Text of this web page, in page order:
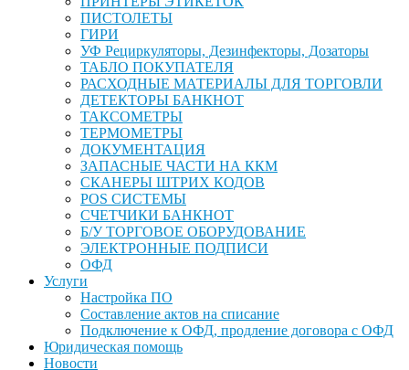
ПИСТОЛЕТЫ
ГИРИ
УФ Рециркуляторы, Дезинфекторы, Дозаторы
ТАБЛО ПОКУПАТЕЛЯ
РАСХОДНЫЕ МАТЕРИАЛЫ ДЛЯ ТОРГОВЛИ
ДЕТЕКТОРЫ БАНКНОТ
ТАКСОМЕТРЫ
ТЕРМОМЕТРЫ
ДОКУМЕНТАЦИЯ
ЗАПАСНЫЕ ЧАСТИ НА ККМ
СКАНЕРЫ ШТРИХ КОДОВ
POS СИСТЕМЫ
СЧЕТЧИКИ БАНКНОТ
Б/У ТОРГОВОЕ ОБОРУДОВАНИЕ
ЭЛЕКТРОННЫЕ ПОДПИСИ
ОФД
Услуги
Настройка ПО
Составление актов на списание
Подключение к ОФД, продление договора с ОФД
Юридическая помощь
Новости